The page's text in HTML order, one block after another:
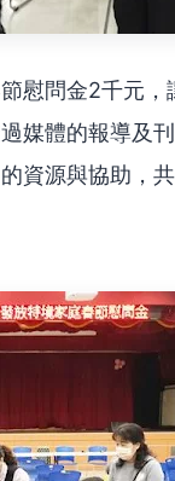
慰問金2千元，
媒體的報導及
資源與協助，